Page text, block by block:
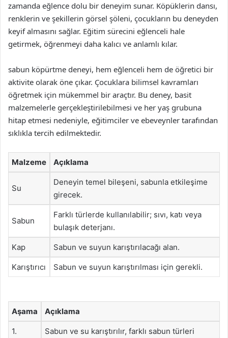
zamanda eğlence dolu bir deneyim sunar. Köpüklerin dansı,
renklerin ve şekillerin görsel şöleni, çocukların bu deneyden
keyif almasını sağlar. Eğitim sürecini eğlenceli hale
getirmek, öğrenmeyi daha kalıcı ve anlamlı kılar.
sabun köpürtme deneyi, hem eğlenceli hem de öğretici bir
aktivite olarak öne çıkar. Çocuklara bilimsel kavramları
öğretmek için mükemmel bir araçtır. Bu deney, basit
malzemelerle gerçekleştirilebilmesi ve her yaş grubuna
hitap etmesi nedeniyle, eğitimciler ve ebeveynler tarafından
sıklıkla tercih edilmektedir.
Malzeme Açıklama
Su
Deneyin temel bileşeni, sabunla etkileşime
girecek.
Sabun
Farklı türlerde kullanılabilir; sıvı, katı veya
bulaşık deterjanı.
Kap Sabun ve suyun karıştırılacağı alan.
Karıştırıcı Sabun ve suyun karıştırılması için gerekli.
Aşama Açıklama
1.
Sabun ve su karıştırılır, farklı sabun türleri